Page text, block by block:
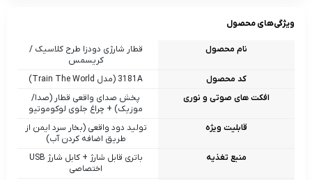
ویژگی‌های محصول
نام محصول
قطار شارژی دودزا طرح کلاسیک /
کریسمس
کد محصول
3181A (مدل Train The World)
افکت های صوتی و نوری
پخش صدای واقعی قطار (صدا/
موزیک) + چراغ جلوی لوکوموتیو
قابلیت ویژه
تولید دود واقعی (بخار سرد ایمن از
طریق اضافه کردن آب)
منبع تغذیه
باتری قابل شارژ + کابل شارژ USB
اختصاصی